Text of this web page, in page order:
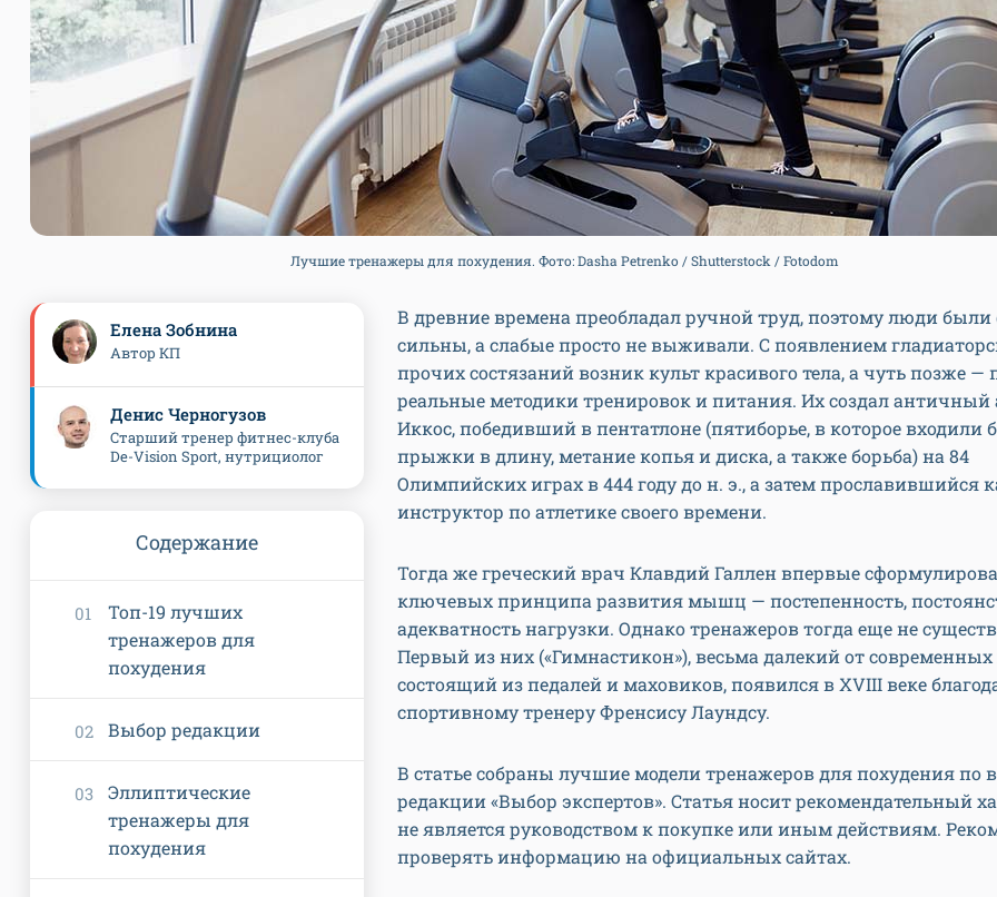
Лучшие тренажеры для похудения. Фото: Dasha Petrenko / Shutterstock / Fotodom
В древние времена преобладал ручной труд, поэтому люди
сильны, а слабые просто не выживали. С появлением
прочих состязаний возник культ красивого тела, а чуть позже —
реальные методики тренировок и питания. Их создал античный
Иккос, победивший в пентатлоне (пятиборье, в которое входили
прыжки в длину, метание копья и диска, а также борьба) на 84
Олимпийских играх в 444 году до н. э., а затем прославившийся
инструктор по атлетике своего времени.
Тогда же греческий врач Клавдий Галлен впервые
ключевых принципа развития мышц — постепенность,
адекватность нагрузки. Однако тренажеров тогда еще не
Первый из них («Гимнастикон»), весьма далекий от
состоящий из педалей и маховиков, появился в XVIII веке
спортивному тренеру Френсису Лаундсу.
В статье собраны лучшие модели тренажеров для похудения по
редакции «Выбор экспертов». Статья носит рекомендательный
не является руководством к покупке или иным действиям.
проверять информацию на официальных сайтах.
Елена Зобнина
Автор КП
Денис Черногузов
Старший тренер фитнес-клуба
De-Vision Sport, нутрициолог
Содержание
Топ-19 лучших
тренажеров для
похудения
Выбор редакции
Эллиптические
тренажеры для
похудения